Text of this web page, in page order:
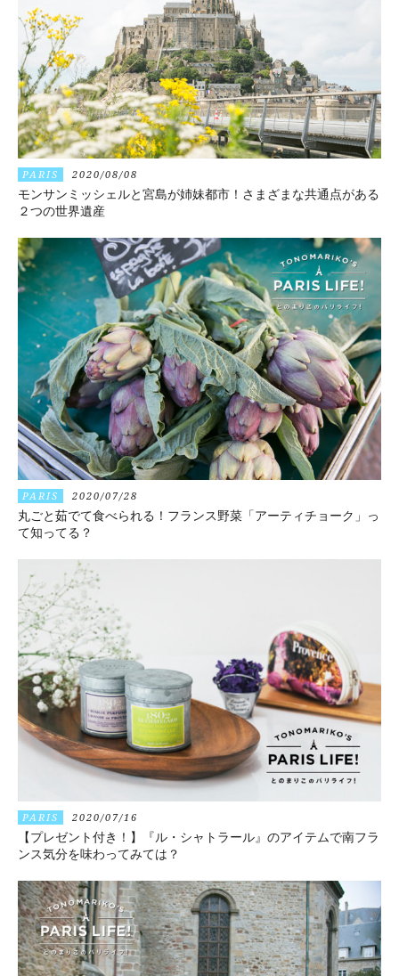
PARIS 2020/08/08
モンサンミッシェルと宮島が姉妹都市！さまざまな共通点がある
２つの世界遺産
PARIS 2020/07/28
丸ごと茹でて食べられる！フランス野菜「アーティチョーク」っ
て知ってる？
PARIS 2020/07/16
【プレゼント付き！】『ル・シャトラール』のアイテムで南フラ
ンス気分を味わってみては？